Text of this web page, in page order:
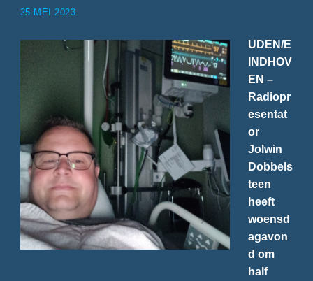
25 MEI 2023
UDEN/E
INDHOV
EN –
Radiopr
esentat
or
Jolwin
Dobbels
teen
heeft
woensd
agavon
d om
half